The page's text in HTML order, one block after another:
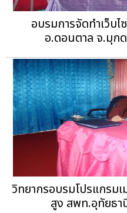
อบรมการจัดทำเว็บ
อ.ดอนตาล จ.มุก
วิทยากรอบรมโปรแกรม
สูง สพท.อุทัยธา